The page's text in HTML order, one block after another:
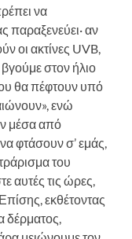
να
παραξενεύει· αν
οι ακτίνες UVB,
στον ήλιο
θα πέφτουν υπό
ενώ
μέσα από
φτάσουν σ’ εμάς,
του
αυτές τις ώρες,
εκθέτοντας
δέρματος,